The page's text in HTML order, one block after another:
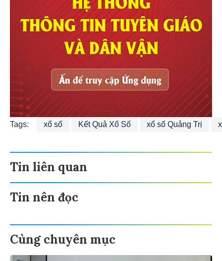
Tags: xổ số Kết Quả Xổ Số xổ số Quảng Trị
Tin liên quan
Tin nên đọc
Cùng chuyên mục